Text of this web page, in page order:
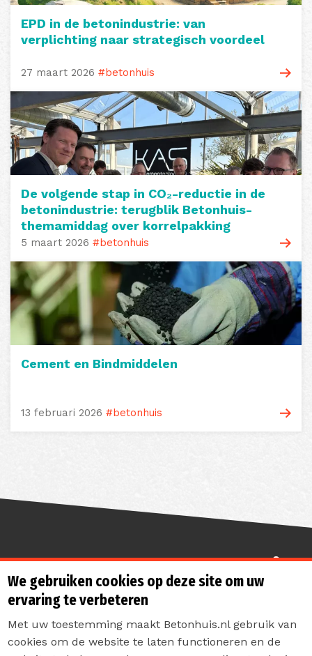
EPD in de betonindustrie: van
verplichting naar strategisch voordeel
27 maart 2026 #betonhuis
De volgende stap in CO₂-reductie in de
betonindustrie: terugblik Betonhuis-
themamiddag over korrelpakking
5 maart 2026 #betonhuis
Cement en Bindmiddelen
13 februari 2026 #betonhuis
Sterk de toekomst in
We gebruiken cookies op deze site om uw
ervaring te verbeteren
Met uw toestemming maakt Betonhuis.nl gebruik van
cookies om de website te laten functioneren en de